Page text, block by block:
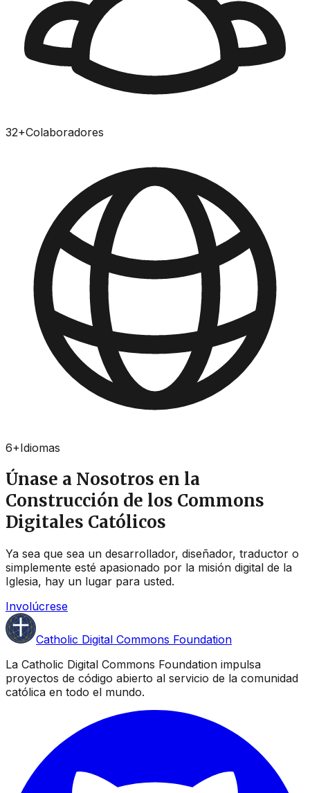
32+Colaboradores
6+Idiomas
Únase a Nosotros en la
Construcción de los Commons
Digitales Católicos
Ya sea que sea un desarrollador, diseñador, traductor o
simplemente esté apasionado por la misión digital de la
Iglesia, hay un lugar para usted.
Involúcrese
Catholic Digital Commons Foundation
La Catholic Digital Commons Foundation impulsa
proyectos de código abierto al servicio de la comunidad
católica en todo el mundo.